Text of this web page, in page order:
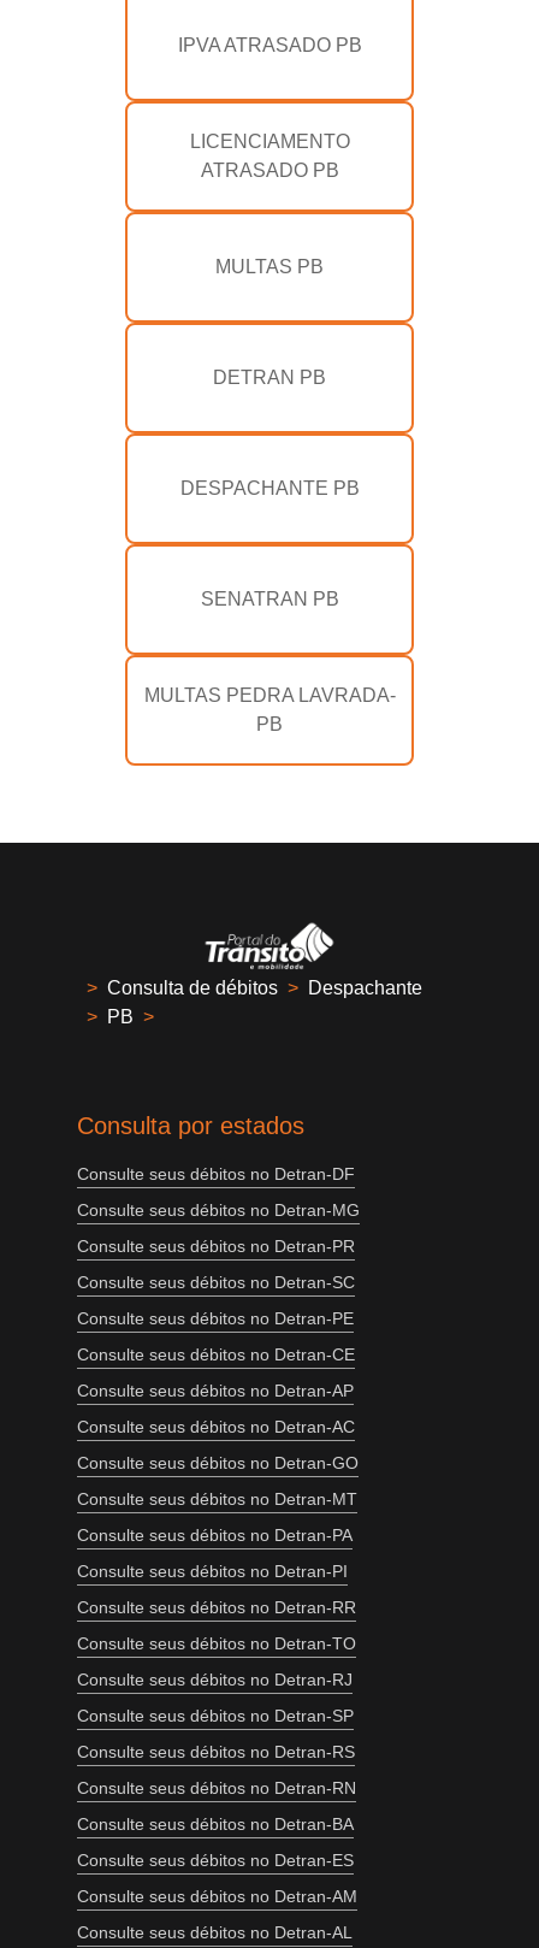
IPVA ATRASADO PB
LICENCIAMENTO
ATRASADO PB
MULTAS PB
DETRAN PB
DESPACHANTE PB
SENATRAN PB
MULTAS PEDRA LAVRADA-
PB
> Consulta de débitos > Despachante
> PB >
Consulta por estados
Consulte seus débitos no Detran-DF
Consulte seus débitos no Detran-MG
Consulte seus débitos no Detran-PR
Consulte seus débitos no Detran-SC
Consulte seus débitos no Detran-PE
Consulte seus débitos no Detran-CE
Consulte seus débitos no Detran-AP
Consulte seus débitos no Detran-AC
Consulte seus débitos no Detran-GO
Consulte seus débitos no Detran-MT
Consulte seus débitos no Detran-PA
Consulte seus débitos no Detran-PI
Consulte seus débitos no Detran-RR
Consulte seus débitos no Detran-TO
Consulte seus débitos no Detran-RJ
Consulte seus débitos no Detran-SP
Consulte seus débitos no Detran-RS
Consulte seus débitos no Detran-RN
Consulte seus débitos no Detran-BA
Consulte seus débitos no Detran-ES
Consulte seus débitos no Detran-AM
Consulte seus débitos no Detran-AL